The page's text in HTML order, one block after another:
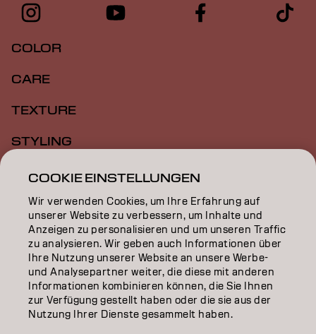
COLOR
CARE
TEXTURE
STYLING
INSPIRATION
EDUCATION
ÜBER
SALON FINDER
PARTNER WERDEN
COOKIE EINSTELLUNGEN
Wir verwenden Cookies, um Ihre Erfahrung auf
unserer Website zu verbessern, um Inhalte und
Anzeigen zu personalisieren und um unseren Traffic
zu analysieren. Wir geben auch Informationen über
Ihre Nutzung unserer Website an unsere Werbe-
und Analysepartner weiter, die diese mit anderen
Informationen kombinieren können, die Sie Ihnen
zur Verfügung gestellt haben oder die sie aus der
Nutzung Ihrer Dienste gesammelt haben.